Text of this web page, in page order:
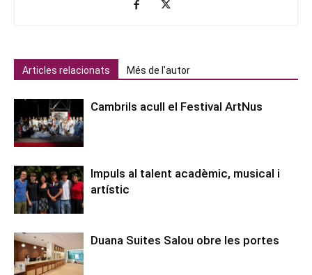
Articles relacionats Més de l'autor
Cambrils acull el Festival ArtNus
Impuls al talent acadèmic, musical i
artístic
Duana Suites Salou obre les portes